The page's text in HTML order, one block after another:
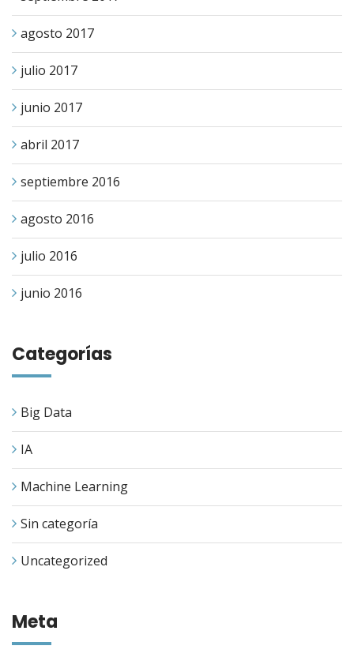
agosto 2017
julio 2017
junio 2017
abril 2017
septiembre 2016
agosto 2016
julio 2016
junio 2016
Categorías
Big Data
IA
Machine Learning
Sin categoría
Uncategorized
Meta